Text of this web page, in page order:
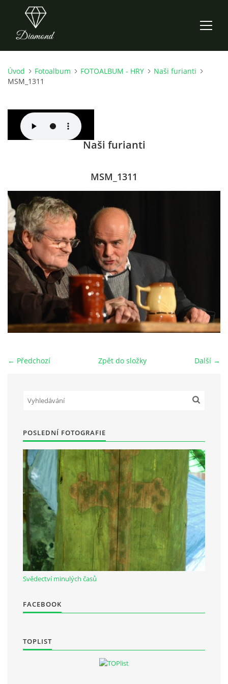
ÚVOD
O NÁS
CO NOVÉHO ZKOUŠÍME
KDY, KDE A CO HRAJEME
HRY OD ROKU 1973
VIDEOZÁZNAMY Z HER
FOTOALBUM
DOKUMENTY OVJK
Občanská vzdělávací jednota "Komenský" v Choceradech z.s.
Chocerady 4
257 24 Chocerady
IČ: 498 28 614
Kontaktní osoba:
Mgr. Miroslava Cinkeisová
Úvod Fotoalbum FOTOALBUM - HRY
Naši furianti
MSM_1311
Naši furianti
MSM_1311
← Předchozí Další →
Zpět do složky
POSLEDNÍ FOTOGRAFIE
Svědectví minulých časů
FACEBOOK
TOPLIST